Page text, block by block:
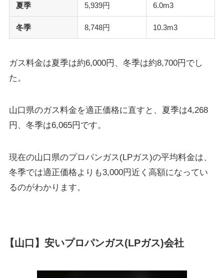
夏季 5,939円 6.0m3
冬季 8,748円 10.3m3
ガス料金は夏季は約6,000円、冬季は約8,700円でし
た。
山口県のガス料金を適正価格に直すと、夏季は4,268
円、冬季は6,065円です。
現在の山口県のプロパンガス(LPガス)の平均料金は、
冬季では適正価格よりも3,000円近く高額になってい
るのがわかります。
【山口】安いプロパンガス(LPガス)会社